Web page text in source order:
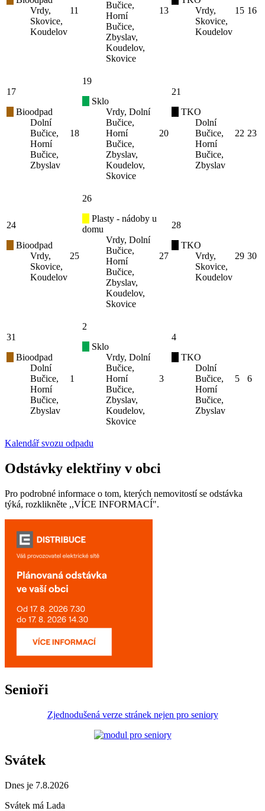
Vrdy,
Skovice,
Koudelov
11
Bučice,
Horní
Bučice,
Zbyslav,
Koudelov,
Skovice
13
Vrdy,
Skovice,
Koudelov
15 16
17
Bioodpad
Dolní
Bučice,
Horní
Bučice,
Zbyslav
18
19
Sklo
Vrdy, Dolní
Bučice,
Horní
Bučice,
Zbyslav,
Koudelov,
Skovice
20
21
TKO
Dolní
Bučice,
Horní
Bučice,
Zbyslav
22 23
24
Bioodpad
Vrdy,
Skovice,
Koudelov
25
26
Plasty - nádoby u
domu
Vrdy, Dolní
Bučice,
Horní
Bučice,
Zbyslav,
Koudelov,
Skovice
27
28
TKO
Vrdy,
Skovice,
Koudelov
29 30
31
Bioodpad
Dolní
Bučice,
Horní
Bučice,
Zbyslav
1
2
Sklo
Vrdy, Dolní
Bučice,
Horní
Bučice,
Zbyslav,
Koudelov,
Skovice
3
4
TKO
Dolní
Bučice,
Horní
Bučice,
Zbyslav
5 6
Kalendář svozu odpadu
Odstávky elektřiny v obci
Pro podrobné informace o tom, kterých nemovitostí se odstávka
týká, rozklikněte ,,VÍCE INFORMACÍ".
Senioři
Zjednodušená verze stránek nejen pro seniory
Svátek
Dnes je 7.8.2026
Svátek má Lada